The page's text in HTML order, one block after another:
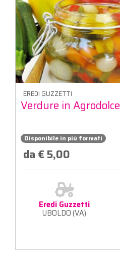
EREDI GUZZETTI
Verdure in Agrodolce
Disponibile in più formati
da € 5,00
Eredi Guzzetti
UBOLDO (VA)